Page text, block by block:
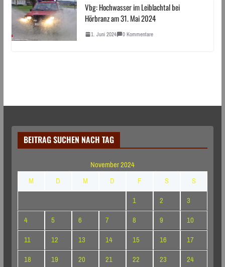
Vbg: Hochwasser im Leiblachtal bei
Hörbranz am 31. Mai 2024
1. Juni 2024 0 Kommentare
BEITRAG SUCHEN NACH TAG
November 2024
M
D M D F S
S
1
2
3
4
5 6 7 8 9
10
11
12 13 14 15 16
17
18
19 20 21 22 23
24